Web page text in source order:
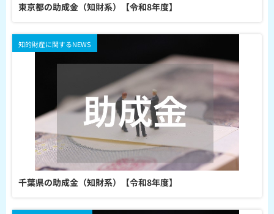
東京都の助成金（知財系）【令和8年度】
千葉県の助成金（知財系）【令和8年度】
知的財産に関するNEWS